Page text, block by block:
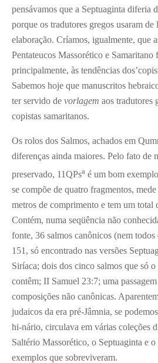
pensávamos que a Septuaginta diferia
porque os tradutores gregos usaram de
elaboração. Críamos, igualmente, que
Pentateucos Massorético e Samaritano
principalmente, às tendências
Sabemos hoje que manuscritos
ter servido de vorlagem aos tradutores
copistas samaritanos.
Os rolos dos Salmos, achados em
diferenças ainda maiores. Pelo fato de
preservado, 11QPsa é um bom
se compõe de quatro fragmentos,
metros de comprimento e tem um total
Contém, numa seqüência não
fonte, 36 salmos canônicos (nem
151, só encontrado nas versões
Siríaca; dois dos cinco salmos que só
contêm; II Samuel 23:7; uma
composições não canônicas.
judaicos da era pré-Jâmnia, se
hi-nário, circulava em várias coleções
Saltério Massorético, o Septuaginta e
exemplos que sobreviveram.